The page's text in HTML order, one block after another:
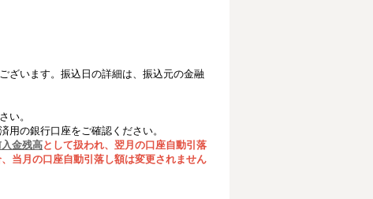
ざいます。振込日の詳細は、振込元の金融
い。
用の銀行口座をご確認ください。
金残高と して扱われ、翌月の口座自動引落
当月の口座自動引落し額は変更されません